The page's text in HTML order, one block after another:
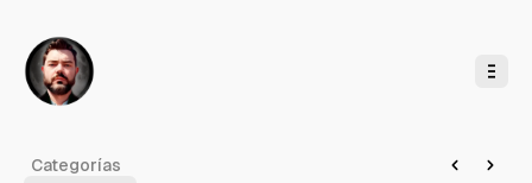
LCategorías